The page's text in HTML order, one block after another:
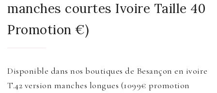
manches courtes Ivoire Taille 40
Promotion €)
Disponible dans nos boutiques de Besançon en ivoire
T.42 version manches longues (1099€ promotion